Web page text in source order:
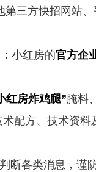
第三方快招网站
小红房的官方企
红房炸鸡腿”腌料
配方、技术资料
各类消息，谨
操